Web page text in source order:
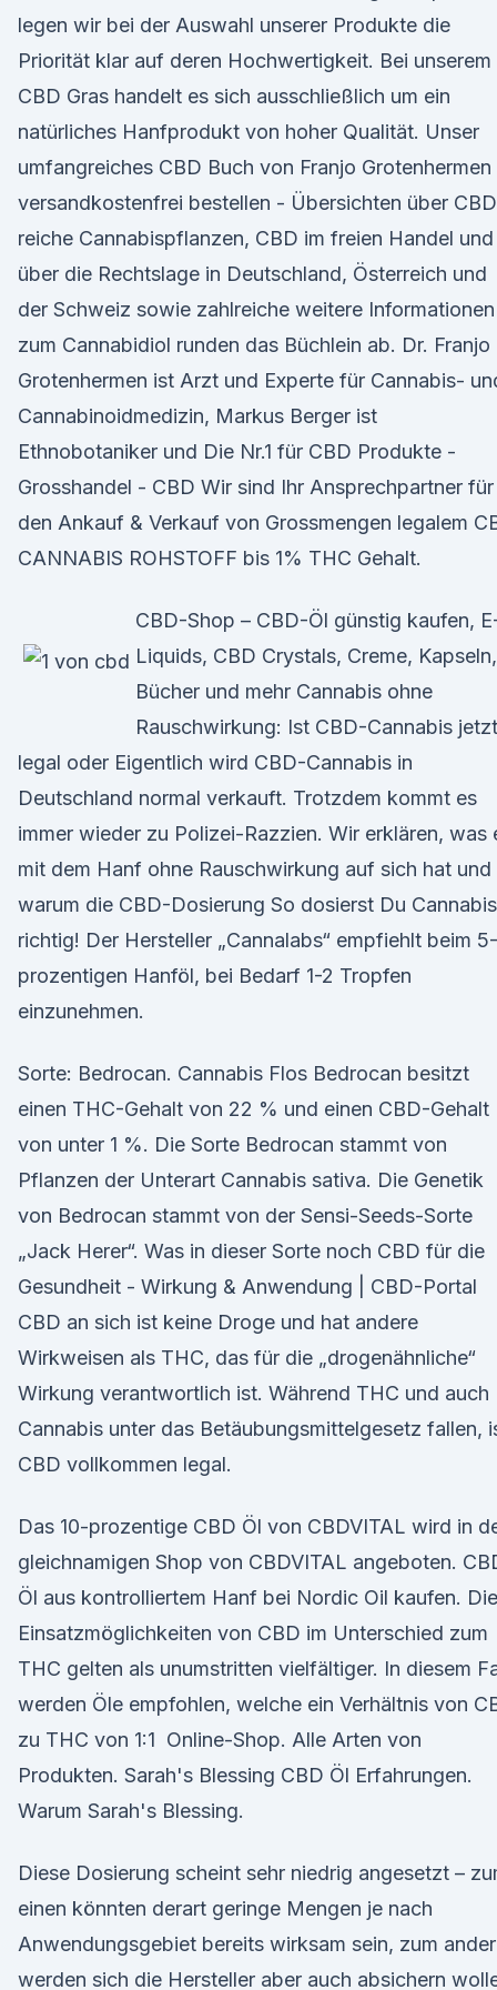
legen wir bei der Auswahl unserer Produkte die
Priorität klar auf deren Hochwertigkeit. Bei unserem
CBD Gras handelt es sich ausschließlich um ein
natürliches Hanfprodukt von hoher Qualität. Unser
umfangreiches CBD Buch von Franjo Grotenhermen
versandkostenfrei bestellen - Übersichten über
reiche Cannabispflanzen, CBD im freien Handel und
über die Rechtslage in Deutschland, Österreich und
der Schweiz sowie zahlreiche weitere Informationen
zum Cannabidiol runden das Büchlein ab. Dr. Franjo
Grotenhermen ist Arzt und Experte für Cannabis-
Cannabinoidmedizin, Markus Berger ist
Ethnobotaniker und Die Nr.1 für CBD Produkte -
Grosshandel - CBD Wir sind Ihr Ansprechpartner für
den Ankauf & Verkauf von Grossmengen legalem
CANNABIS ROHSTOFF bis 1% THC Gehalt.
CBD-Shop – CBD-Öl günstig kaufen,
Liquids, CBD Crystals, Creme, Kapseln,
Bücher und mehr Cannabis ohne
Rauschwirkung: Ist CBD-Cannabis jetzt
legal oder Eigentlich wird CBD-Cannabis in
Deutschland normal verkauft. Trotzdem kommt es
immer wieder zu Polizei-Razzien. Wir erklären, was
mit dem Hanf ohne Rauschwirkung auf sich hat und
warum die CBD-Dosierung So dosierst Du
richtig! Der Hersteller „Cannalabs“ empfiehlt beim 5-
prozentigen Hanföl, bei Bedarf 1-2 Tropfen
einzunehmen.
Sorte: Bedrocan. Cannabis Flos Bedrocan besitzt
einen THC-Gehalt von 22 % und einen CBD-Gehalt
von unter 1 %. Die Sorte Bedrocan stammt von
Pflanzen der Unterart Cannabis sativa. Die Genetik
von Bedrocan stammt von der Sensi-Seeds-Sorte
„Jack Herer“. Was in dieser Sorte noch CBD für die
Gesundheit - Wirkung & Anwendung | CBD-Portal
CBD an sich ist keine Droge und hat andere
Wirkweisen als THC, das für die „drogenähnliche“
Wirkung verantwortlich ist. Während THC und auch
Cannabis unter das Betäubungsmittelgesetz fallen,
CBD vollkommen legal.
Das 10-prozentige CBD Öl von CBDVITAL wird in
gleichnamigen Shop von CBDVITAL angeboten.
Öl aus kontrolliertem Hanf bei Nordic Oil kaufen. Die
Einsatzmöglichkeiten von CBD im Unterschied zum
THC gelten als unumstritten vielfältiger. In diesem
werden Öle empfohlen, welche ein Verhältnis von
zu THC von 1:1 Online-Shop. Alle Arten von
Produkten. Sarah's Blessing CBD Öl Erfahrungen.
Warum Sarah's Blessing.
Diese Dosierung scheint sehr niedrig angesetzt –
einen könnten derart geringe Mengen je nach
Anwendungsgebiet bereits wirksam sein, zum
werden sich die Hersteller aber auch absichern